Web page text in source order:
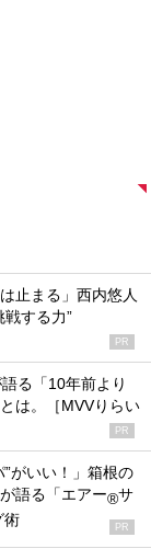
止まる」西内悠人
する力”
PR
る「10年前より
は。［MVVりらい
PR
”がいい！」箱根の
語る「エアー®サ
術 PR